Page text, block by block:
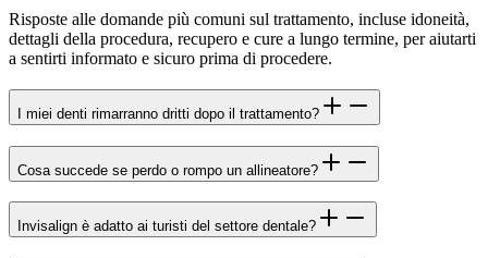
Risposte alle domande più comuni sul trattamento, incluse idoneità,
dettagli della procedura, recupero e cure a lungo termine, per aiutarti
a sentirti informato e sicuro prima di procedere.
I miei denti rimarranno dritti dopo il trattamento?
Cosa succede se perdo o rompo un allineatore?
Invisalign è adatto ai turisti del settore dentale?